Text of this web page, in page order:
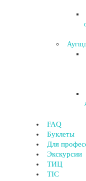
FAQ
Буклеты
Для
Экскурсии
ТИЦ
TIC